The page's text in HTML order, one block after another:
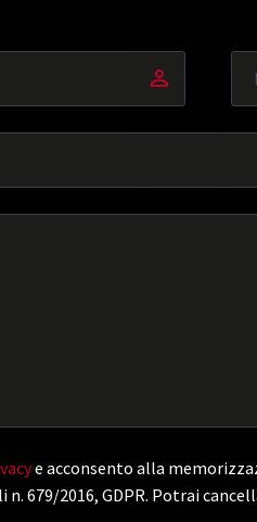
e acconsento alla
679/2016, GDPR. Potrai